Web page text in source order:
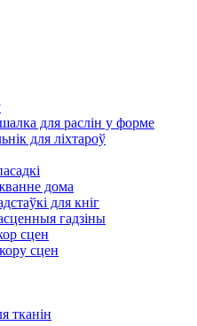
для раслін у форме
для ліхтароў
дома
для кніг
гадзіны
сцен
сцен
тканін